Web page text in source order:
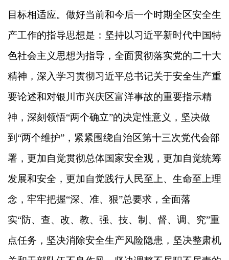
目标相适应。做好当前和今后一个时期全区安全生
产工作的指导思想是：坚持以习近平新时代中国特
色社会主义思想为指导，全面贯彻落实党的二十大
精神，深入学习贯彻习近平总书记关于安全生产重
要论述和对银川市兴庆区富洋事故的重要指示精
神，深刻领悟“两个确立”的决定性意义，坚决做
到“两个维护”，紧紧围绕自治区第十三次党代会部
署，更加自觉贯彻总体国家安全观，更加自觉统筹
发展和安全，更加自觉践行人民至上、生命至上理
念，牢牢把握“深、准、狠”总要求，全面落
实“防、查、改、教、强、技、制、督、调、究”重
点任务，坚决消除安全生产风险隐患，坚决整肃机